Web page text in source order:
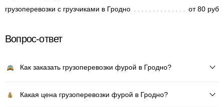
грузоперевозки с грузчиками в Гродно от 80 руб
Вопрос-ответ
Как заказать грузоперевозки фурой в Гродно?
Какая цена грузоперевозки фурой в Гродно?